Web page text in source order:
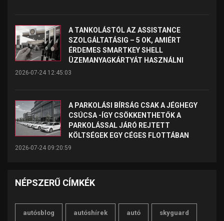
A TANKOLÁSTÓL AZ ASSISTANCE
SZOLGÁLTATÁSIG – 5 OK, AMIÉRT
ÉRDEMES SMARTKEY SHELL
ÜZEMANYAGKÁRTYÁT HASZNÁLNI
2026-07-24 12:45:03
A PARKOLÁSI BÍRSÁG CSAK A JÉGHEGY
CSÚCSA -ÍGY CSÖKKENTHETŐK A
PARKOLÁSSAL JÁRÓ REJTETT
KÖLTSÉGEK EGY CÉGES FLOTTÁBAN
2026-07-24 09:20:59
NÉPSZERŰ CÍMKÉK
autósblog autóshírek autó skyguard